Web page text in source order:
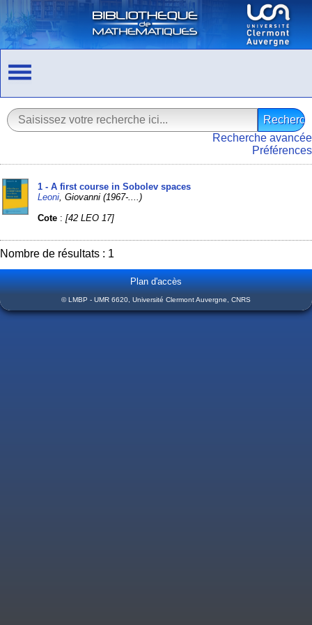
Recherche avancée
Préférences
1 - A first course in Sobolev spaces
Leoni , Giovanni (1967-....)
Cote :[42 LEO 17]
Nombre de résultats : 1
Plan d'accès
© LMBP - UMR 6620, Université Clermont Auvergne, CNRS